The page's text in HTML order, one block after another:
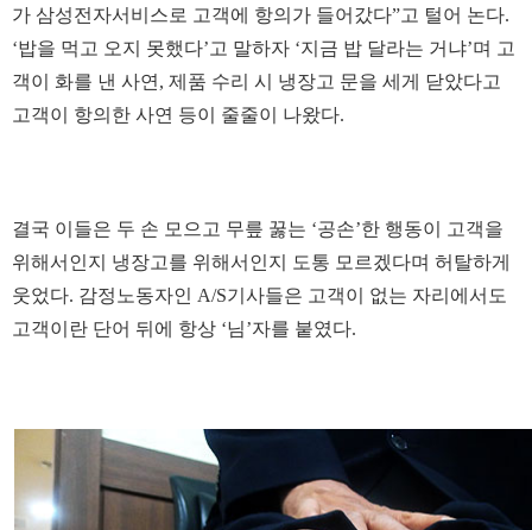
가 삼성전자서비스로 고객에 항의가 들어갔다”고 털어 논다.
‘밥을 먹고 오지 못했다’고 말하자 ‘지금 밥 달라는 거냐’며 고
객이 화를 낸 사연, 제품 수리 시 냉장고 문을 세게 닫았다고
고객이 항의한 사연 등이 줄줄이 나왔다.
결국 이들은 두 손 모으고 무릎 꿇는 ‘공손’한 행동이 고객을
위해서인지 냉장고를 위해서인지 도통 모르겠다며 허탈하게
웃었다. 감정노동자인 A/S기사들은 고객이 없는 자리에서도
고객이란 단어 뒤에 항상 ‘님’자를 붙였다.